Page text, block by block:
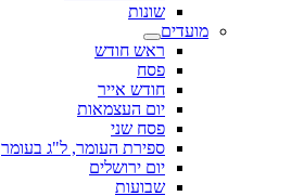
שונות
מועדים
ראש חודש
פסח
חודש אייר
יום העצמאות
פסח שני
ספירת העומר, ל"ג בעומר
יום ירושלים
שבועות